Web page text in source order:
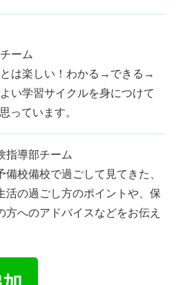
ーム
は楽しい！わかる→できる→
い学習サイクルを身につけて
っています。
指導部チーム
備校備校で過ごして見てきた、
活の過ごし方のポイントや、保
方へのアドバイスなどをお伝え